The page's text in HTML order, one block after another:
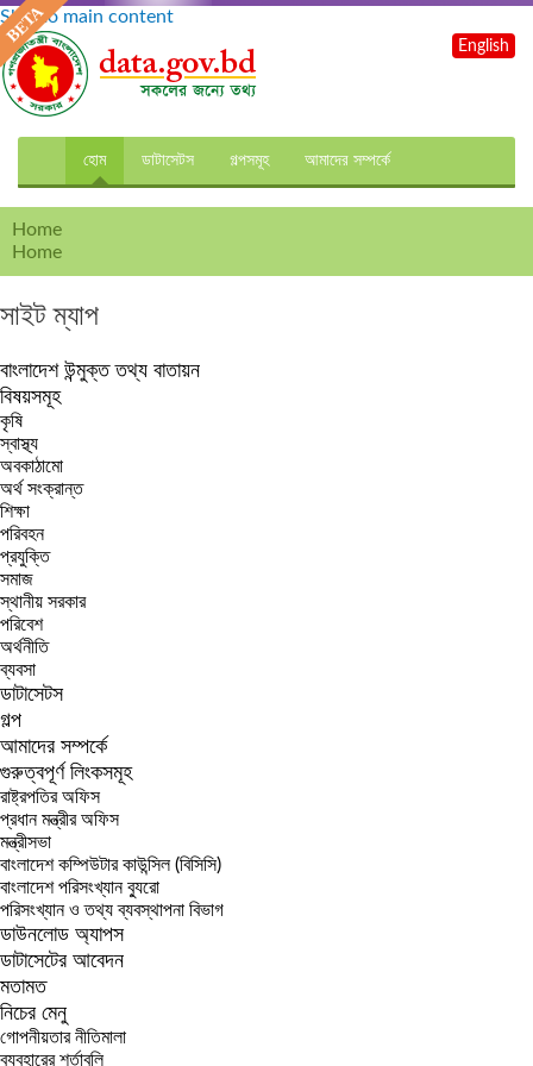
Skip to main content
হোম ডাটাসেটস গল্পসমূহ আমাদের সম্পর্কে
English
Home
Home
সাইট ম্যাপ
বাংলাদেশ উন্মুক্ত তথ্য বাতায়ন
বিষয়সমূহ
কৃষি
স্বাস্থ্য
অবকাঠামো
অর্থ সংক্রান্ত
শিক্ষা
পরিবহন
প্রযুক্তি
সমাজ
স্থানীয় সরকার
পরিবেশ
অর্থনীতি
ব্যবসা
ডাটাসেটস
গল্প
আমাদের সম্পর্কে
গুরুত্বপূর্ণ লিংকসমূহ
রাষ্ট্রপতির অফিস
প্রধান মন্ত্রীর অফিস
মন্ত্রীসভা
বাংলাদেশ কম্পিউটার কাউন্সিল (বিসিসি)
বাংলাদেশ পরিসংখ্যান ব্যুরো
পরিসংখ্যান ও তথ্য ব্যবস্থাপনা বিভাগ
ডাউনলোড অ্যাপস
ডাটাসেটের আবেদন
মতামত
নিচের মেনু
গোপনীয়তার নীতিমালা
ব্যবহারের শর্তাবলি